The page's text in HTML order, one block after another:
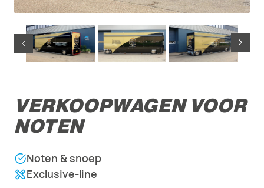
VERKOOPWAGEN VOOR
NOTEN
Noten & snoep
Exclusive-line